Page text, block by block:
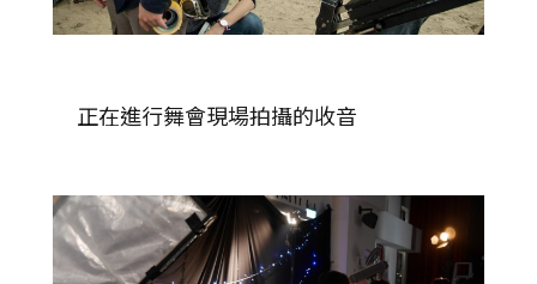
正在進行舞會現場拍攝的收音